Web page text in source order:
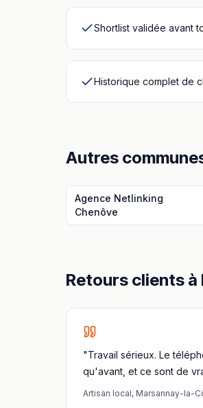
Shortlist validée avant
Historique complet de
Autres
Agence Netlinking
Chenôve
Retours clients à
"Travail sérieux. Le
qu'avant, et ce sont de
Artisan local, Marsannay-la-